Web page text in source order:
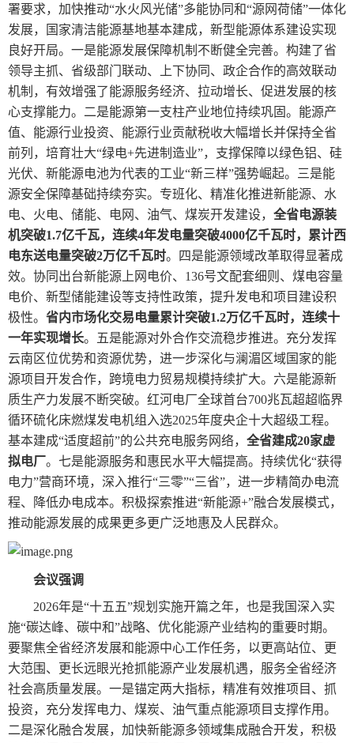
署要求，加快推动“水火风光储”多能协同和“源网荷储”一体化
发展，国家清洁能源基地基本建成，新型能源体系建设实现
良好开局。一是能源发展保障机制不断健全完善。构建了省
领导主抓、省级部门联动、上下协同、政企合作的高效联动
机制，有效增强了能源服务经济、拉动增长、促进发展的核
心支撑能力。二是能源第一支柱产业地位持续巩固。能源产
值、能源行业投资、能源行业贡献税收大幅增长并保持全省
前列，培育壮大“绿电+先进制造业”，支撑保障以绿色铝、硅
光伏、新能源电池为代表的工业“新三样”强势崛起。三是能
源安全保障基础持续夯实。专班化、精准化推进新能源、水
电、火电、储能、电网、油气、煤炭开发建设， 全省电源装
机突破1.7亿千瓦，连续4年发电量突破4000亿千瓦时，累计西
电东送电量突破2万亿千瓦时。四是能源领域改革取得显著成
效。协同出台新能源上网电价、136号文配套细则、煤电容量
电价、新型储能建设等支持性政策，提升发电和项目建设积
极性。 省内市场化交易电量累计突破1.2万亿千瓦时，连续十
一年实现增长。五是能源对外合作交流稳步推进。充分发挥
云南区位优势和资源优势，进一步深化与澜湄区域国家的能
源项目开发合作，跨境电力贸易规模持续扩大。六是能源新
质生产力发展不断突破。红河电厂全球首台700兆瓦超超临界
循环硫化床燃煤发电机组入选2025年度央企十大超级工程。
基本建成“适度超前”的公共充电服务网络， 全省建成20家虚
拟电厂。七是能源服务和惠民水平大幅提高。持续优化“获得
电力”营商环境，深入推行“三零”“三省”，进一步精简办电流
程、降低办电成本。积极探索推进“新能源+”融合发展模式，
推动能源发展的成果更多更广泛地惠及人民群众。
会议强调
2026年是“十五五”规划实施开篇之年，也是我国深入实
施“碳达峰、碳中和”战略、优化能源产业结构的重要时期。
要聚焦全省经济发展和能源中心工作任务，以更高站位、更
大范围、更长远眼光抢抓能源产业发展机遇，服务全省经济
社会高质量发展。一是锚定两大指标，精准有效推项目、抓
投资，充分发挥电力、煤炭、油气重点能源项目支撑作用。
二是深化融合发展，加快新能源多领域集成融合开发，积极